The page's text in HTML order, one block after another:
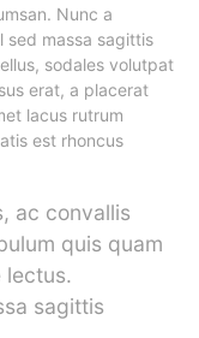
Nunc a
sed massa sagittis
sodales volutpat
erat, a placerat
lacus rutrum
est rhoncus
ac convallis
quis quam
lectus.
sagittis